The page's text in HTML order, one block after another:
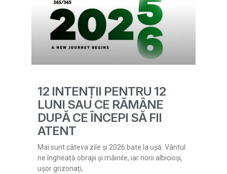
12 INTENȚII PENTRU 12
LUNI SAU CE RĂMÂNE
DUPĂ CE ÎNCEPI SĂ FII
ATENT
Mai sunt câteva zile și 2026 bate la ușă. Vântul
ne îngheață obrajii și mâinile, iar norii albicioși,
ușor grizonați,